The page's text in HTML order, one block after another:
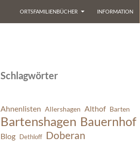
ORTSFAMILIENBÜCHER INFORMATION
Schlagwörter
Ahnenlisten Allershagen Althof Barten
Bartenshagen Bauernhof
Blog Dethloff Doberan